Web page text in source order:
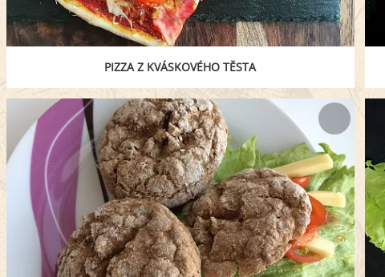
PIZZA Z KVÁSKOVÉHO TĚSTA